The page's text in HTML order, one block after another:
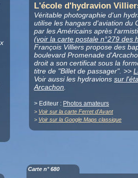
L'école d'hydravion
Véritable photographie d'un
utilise les hangars d'aviation du
par les Américains après
(voir la carte postale n°279 des
François Villiers propose des
boulevard Promenade
droit a son certificat sous la
titre de "Billet de passager". >>
Voir aussi les hydravionssur
Arcachon
> Editeur : Photos amateurs
> Voir sur la carte Ferret d'Avant
> Voir sur la Google Maps classique
Carte n° 680